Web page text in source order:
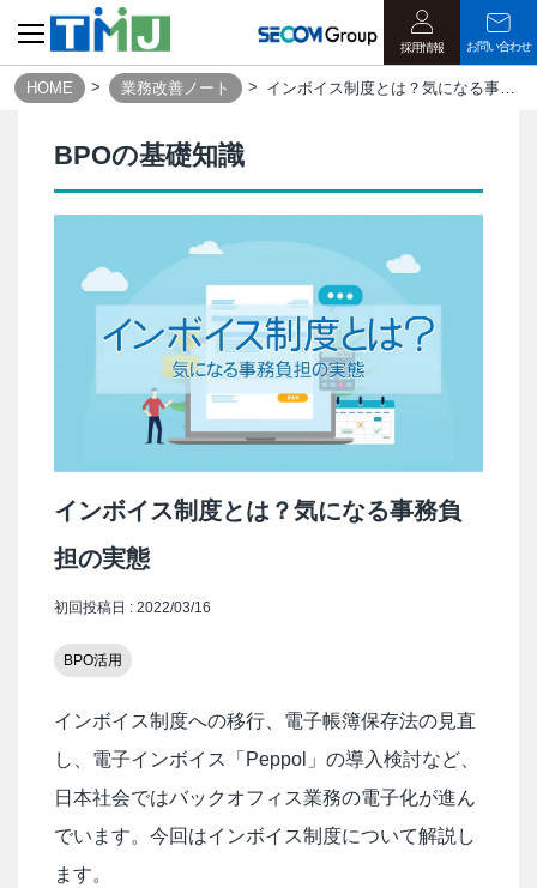
採用情報 お問い合わせ
HOME 業務改善ノート インボイス制度とは？気になる事務負担の実態｜業務改善ノート
BPOの基礎知識
BPO活用
初回投稿日 : 2022/03/16
インボイス制度とは？気になる事務負
担の実態
インボイス制度への移行、電子帳簿保存法の見直
し、電子インボイス「Peppol」の導入検討など、
日本社会ではバックオフィス業務の電子化が進ん
でいます。今回はインボイス制度について解説し
ます。